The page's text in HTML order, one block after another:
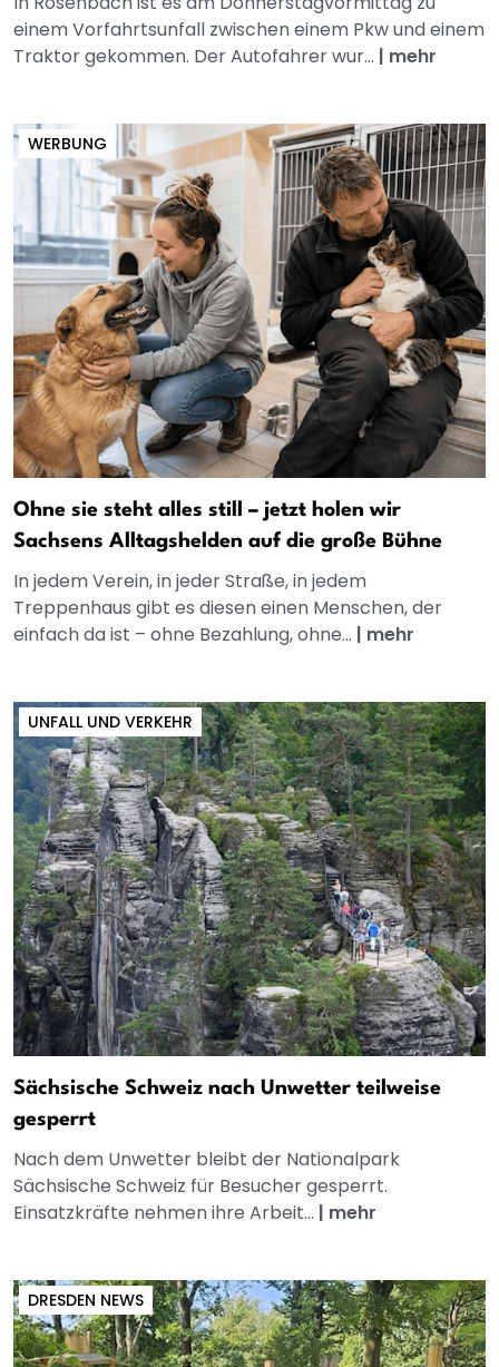
einem Vorfahrtsunfall zwischen einem Pkw und einem
Traktor gekommen. Der Autofahrer wur... | mehr
WERBUNG
Ohne sie steht alles still – jetzt holen wir
Sachsens Alltagshelden auf die große Bühne
In jedem Verein, in jeder Straße, in jedem
Treppenhaus gibt es diesen einen Menschen, der
einfach da ist – ohne Bezahlung, ohne... | mehr
UNFALL UND VERKEHR
Sächsische Schweiz nach Unwetter teilweise
gesperrt
Nach dem Unwetter bleibt der Nationalpark
Sächsische Schweiz für Besucher gesperrt.
Einsatzkräfte nehmen ihre Arbeit... | mehr
DRESDEN NEWS